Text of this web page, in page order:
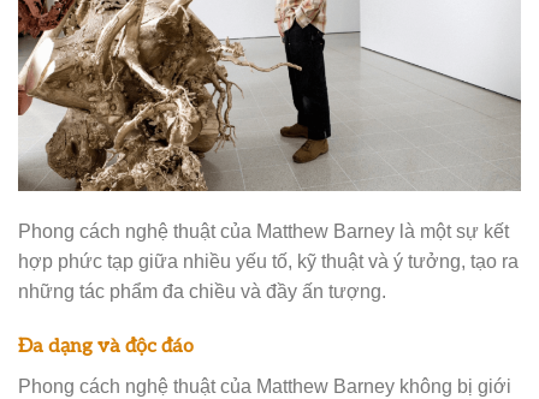
Phong cách nghệ thuật của Matthew Barney là một sự kết
hợp phức tạp giữa nhiều yếu tố, kỹ thuật và ý tưởng, tạo ra
những tác phẩm đa chiều và đầy ấn tượng.
Đa dạng và độc đáo
Phong cách nghệ thuật của Matthew Barney không bị giới